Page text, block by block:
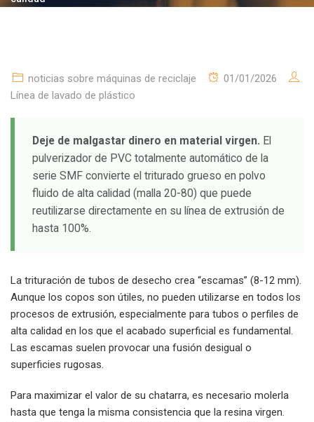
noticias sobre máquinas de reciclaje
01/01/2026
Línea de lavado de plástico
Deje de malgastar dinero en material virgen. El
pulverizador de PVC totalmente automático de la
serie SMF convierte el triturado grueso en polvo
fluido de alta calidad (malla 20-80) que puede
reutilizarse directamente en su línea de extrusión de
hasta 100%.
La trituración de tubos de desecho crea “escamas” (8-12 mm).
Aunque los copos son útiles, no pueden utilizarse en todos los
procesos de extrusión, especialmente para tubos o perfiles de
alta calidad en los que el acabado superficial es fundamental.
Las escamas suelen provocar una fusión desigual o
superficies rugosas.
Para maximizar el valor de su chatarra, es necesario molerla
hasta que tenga la misma consistencia que la resina virgen.